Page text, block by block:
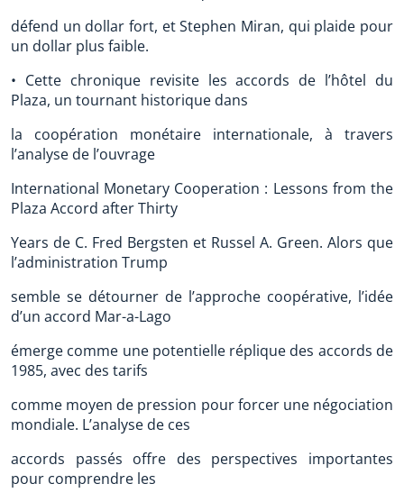
défend un dollar fort, et Stephen Miran, qui plaide pour
un dollar plus faible.
• Cette chronique revisite les accords de l’hôtel du
Plaza, un tournant historique dans
la coopération monétaire internationale, à travers
l’analyse de l’ouvrage
International Monetary Cooperation : Lessons from the
Plaza Accord after Thirty
Years de C. Fred Bergsten et Russel A. Green. Alors que
l’administration Trump
semble se détourner de l’approche coopérative, l’idée
d’un accord Mar-a-Lago
émerge comme une potentielle réplique des accords de
1985, avec des tarifs
comme moyen de pression pour forcer une négociation
mondiale. L’analyse de ces
accords passés offre des perspectives importantes
pour comprendre les